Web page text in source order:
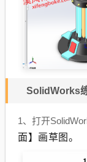
SolidWorks
1、打开
面】画草图。